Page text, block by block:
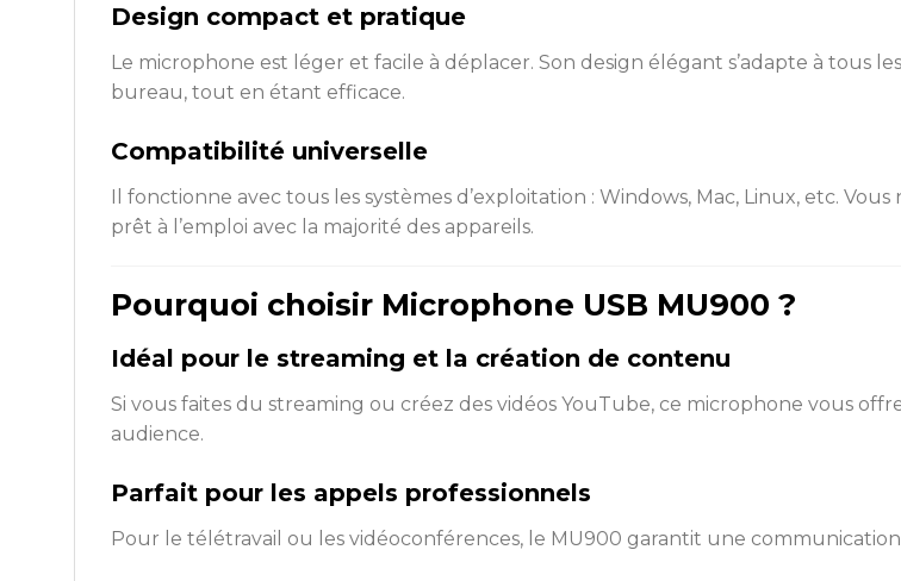
Design compact et pratique
Le microphone est léger et facile à déplacer. Son design élégant s’adapte à tous
bureau, tout en étant efficace.
Compatibilité universelle
Il fonctionne avec tous les systèmes d’exploitation : Windows, Mac, Linux, etc.
prêt à l’emploi avec la majorité des appareils.
Pourquoi choisir Microphone USB MU900 ?
Idéal pour le streaming et la création de contenu
Si vous faites du streaming ou créez des vidéos YouTube, ce microphone vous
audience.
Parfait pour les appels professionnels
Pour le télétravail ou les vidéoconférences, le MU900 garantit une